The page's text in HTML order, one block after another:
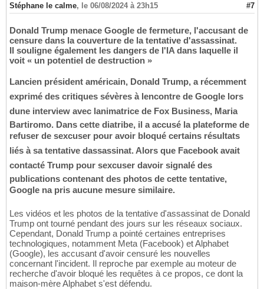
Stéphane le calme, le 06/08/2024 à 23h15 #7
Donald Trump menace Google de fermeture, l'accusant de
censure dans la couverture de la tentative d'assassinat.
Il souligne également les dangers de l'IA dans laquelle il
voit « un potentiel de destruction »
Lancien président américain, Donald Trump, a récemment
exprimé des critiques sévères à lencontre de Google lors
dune interview avec lanimatrice de Fox Business, Maria
Bartiromo. Dans cette diatribe, il a accusé la plateforme de
refuser de sexcuser pour avoir bloqué certains résultats
liés à sa tentative dassassinat. Alors que Facebook avait
contacté Trump pour sexcuser davoir signalé des
publications contenant des photos de cette tentative,
Google na pris aucune mesure similaire.
Les vidéos et les photos de la tentative d'assassinat de Donald
Trump ont tourné pendant des jours sur les réseaux sociaux.
Cependant, Donald Trump a pointé certaines entreprises
technologiques, notamment Meta (Facebook) et Alphabet
(Google), les accusant d'avoir censuré les nouvelles
concernant l'incident. Il reproche par exemple au moteur de
recherche d'avoir bloqué les requêtes à ce propos, ce dont la
maison-mère Alphabet s'est défendu.